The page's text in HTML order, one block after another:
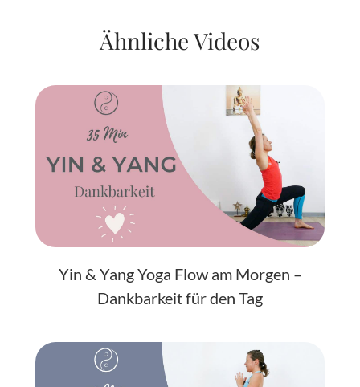
Ähnliche Videos
Yin & Yang Yoga Flow am Morgen –
Dankbarkeit für den Tag